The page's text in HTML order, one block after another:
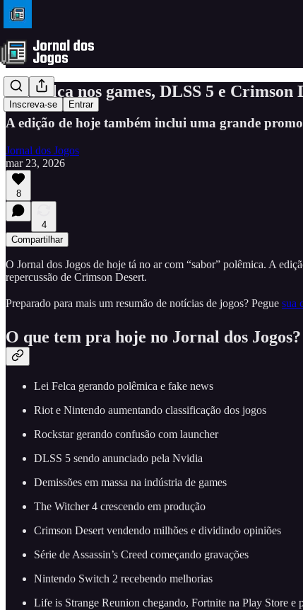
Inscreva-se Entrar
Lei Felca nos games, DLSS 5 e Crimson
A edição de hoje também inclui uma grande
Jornal dos Jogos
mar 23, 2026
8
4
Compartilhar
O Jornal dos Jogos de hoje tá no ar com “sabor” polêmica. A
repercussão de Crimson Desert.
Preparado para mais um resumão de notícias de jogos? Pegue sua
O que tem pra hoje no Jornal dos Jogos?
Lei Felca gerando polêmica e fake news
Riot e Nintendo aumentando classificação dos jogos
Rockstar gerando confusão com launcher
DLSS 5 sendo anunciado pela Nvidia
Demissões em massa na indústria de games
The Witcher 4 crescendo em produção
Crimson Desert vendendo milhões e dividindo opiniões
Série de Assassin’s Creed começando gravações
Nintendo Switch 2 recebendo melhorias
Life is Strange Reunion chegando, Fortnite na Play Store e